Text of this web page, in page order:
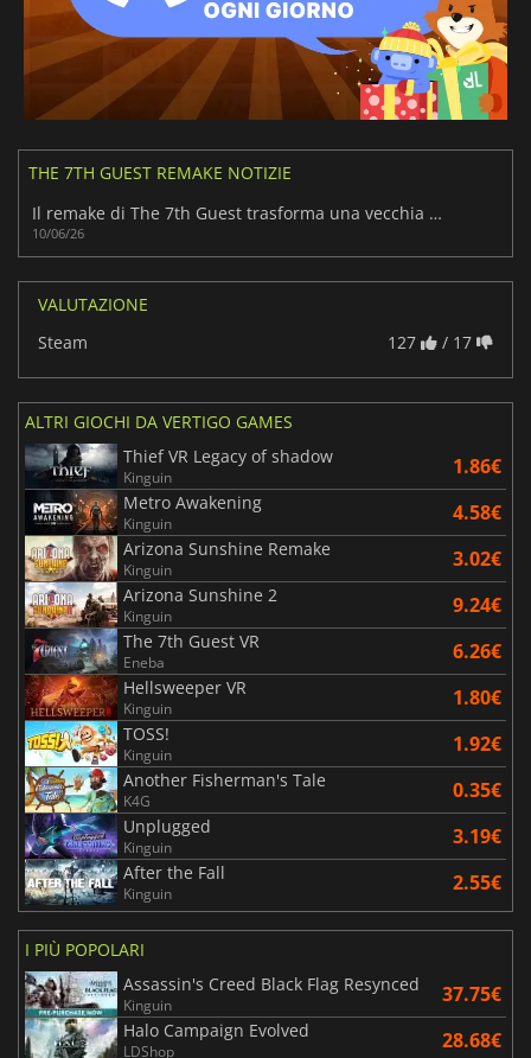
THE 7TH GUEST REMAKE NOTIZIE
Il remake di The 7th Guest trasforma una vecchia storia di fantasmi per PC in un horror moderno
10/06/26
VALUTAZIONE
Steam
127 / 17
ALTRI GIOCHI DA VERTIGO GAMES
Thief VR Legacy of shadow
Kinguin 1.86€
Metro Awakening
Kinguin 4.58€
Arizona Sunshine Remake
Kinguin 3.02€
Arizona Sunshine 2
Kinguin 9.24€
The 7th Guest VR
Eneba 6.26€
Hellsweeper VR
Kinguin 1.80€
TOSS!
Kinguin 1.92€
Another Fisherman's Tale
K4G 0.35€
Unplugged
Kinguin 3.19€
After the Fall
Kinguin 2.55€
I PIÙ POPOLARI
Assassin's Creed Black Flag Resynced
Kinguin 37.75€
Halo Campaign Evolved
LDShop 28.68€